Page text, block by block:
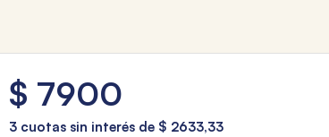
$ 7900
3cuotas sin interés de $ 2633,33